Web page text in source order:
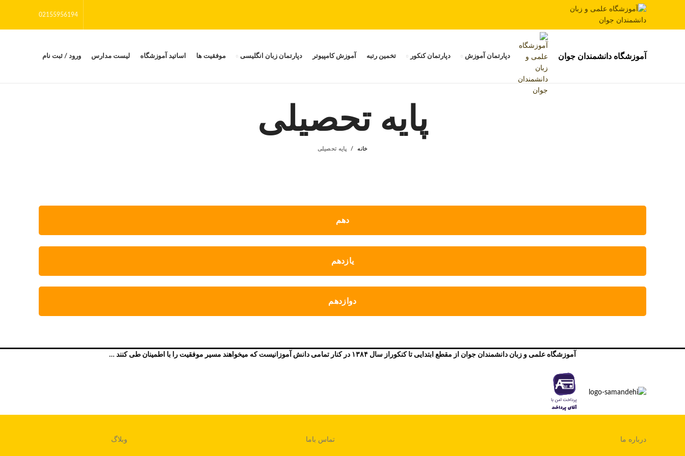
02155956194
آموزشگاه دانشمندان جوان دپارتمان آموزش دپارتمان کنکور تخمین رتبه آموزش کامپیوتر دپارتمان زبان انگلیسی موفقیت ها اساتید آموزشگاه لیست مدارس ورود / ثبت نام
پایه تحصیلی
خانه پایه تحصیلی
دهم
یازدهم
دوازدهم
آموزشگاه علمی و زبان دانشمندان جوان از مقطع ابتدایی تا کنکوراز سال ۱۳۸۴ در کنار تمامی دانش آموزانیست که میخواهند مسیر موفقیت را با اطمینان طی کنند …
درباره ما تماس باما وبلاگ